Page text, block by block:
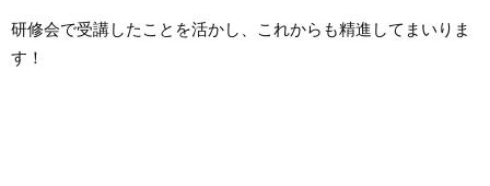
研修会で受講したことを活かし、これからも精進してまいりま
す！